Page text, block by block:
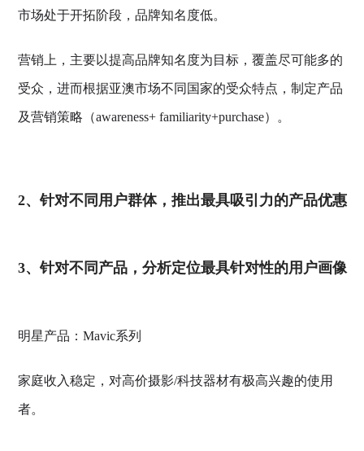
市场处于开拓阶段，品牌知名度低。
营销上，主要以提高品牌知名度为目标，覆盖尽可能多的
受众，进而根据亚澳市场不同国家的受众特点，制定产品
及营销策略（awareness+ familiarity+purchase）。
2、针对不同用户群体，推出最具吸引力的产品优惠
3、针对不同产品，分析定位最具针对性的用户画像
明星产品：Mavic系列
家庭收入稳定，对高价摄影/科技器材有极高兴趣的使用
者。